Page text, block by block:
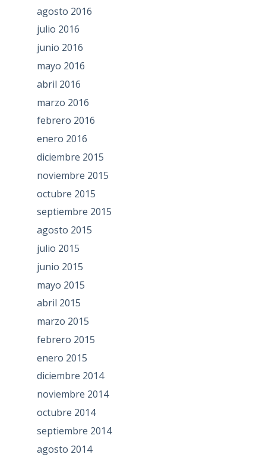
agosto 2016
julio 2016
junio 2016
mayo 2016
abril 2016
marzo 2016
febrero 2016
enero 2016
diciembre 2015
noviembre 2015
octubre 2015
septiembre 2015
agosto 2015
julio 2015
junio 2015
mayo 2015
abril 2015
marzo 2015
febrero 2015
enero 2015
diciembre 2014
noviembre 2014
octubre 2014
septiembre 2014
agosto 2014